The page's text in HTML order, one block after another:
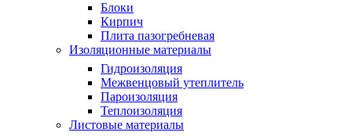
Блоки
Кирпич
Плита пазогребневая
Изоляционные материалы
Гидроизоляция
Межвенцовый утеплитель
Пароизоляция
Теплоизоляция
Листовые материалы